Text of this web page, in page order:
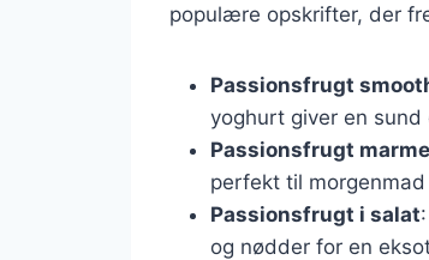
populære opskrifter, der
Passionsfrugt
yoghurt giver en
Passionsfrugt
perfekt til
Passionsfrugt i salat
og nødder for en